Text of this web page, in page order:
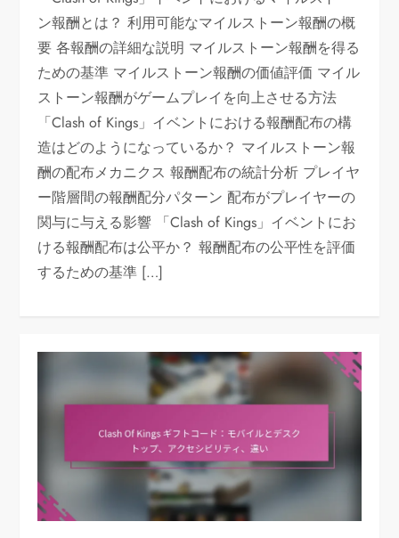
ン報酬とは？ 利用可能なマイルストーン報酬の概
要 各報酬の詳細な説明 マイルストーン報酬を得る
ための基準 マイルストーン報酬の価値評価 マイル
ストーン報酬がゲームプレイを向上させる方法
「Clash of Kings」イベントにおける報酬配布の構
造はどのようになっているか？ マイルストーン報
酬の配布メカニクス 報酬配布の統計分析 プレイヤ
ー階層間の報酬配分パターン 配布がプレイヤーの
関与に与える影響 「Clash of Kings」イベントにお
ける報酬配布は公平か？ 報酬配布の公平性を評価
するための基準 […]